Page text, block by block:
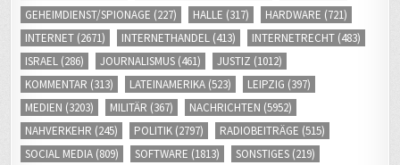
GEHEIMDIENST/SPIONAGE (227) HALLE (317) HARDWARE (721)
INTERNET (2671) INTERNETHANDEL (413) INTERNETRECHT (483)
ISRAEL (286) JOURNALISMUS (461) JUSTIZ (1012)
KOMMENTAR (313) LATEINAMERIKA (523) LEIPZIG (397)
MEDIEN (3203) MILITÄR (367) NACHRICHTEN (5952)
NAHVERKEHR (245) POLITIK (2797) RADIOBEITRÄGE (515)
SOCIAL MEDIA (809) SOFTWARE (1813) SONSTIGES (219)